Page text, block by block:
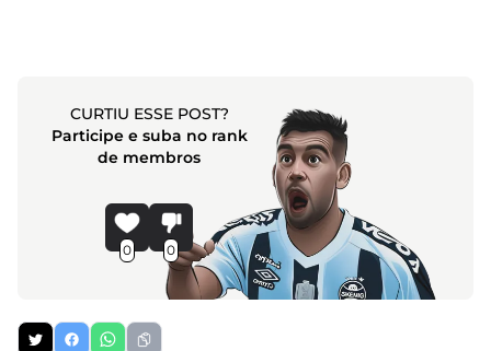
CURTIU ESSE POST?
Participe e suba no rank
de membros
0 0